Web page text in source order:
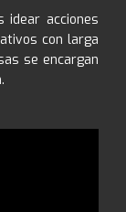
idear acciones
con larga
se encargan